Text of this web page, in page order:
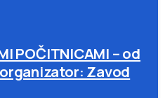
POČITNICAMI – od
Zavod